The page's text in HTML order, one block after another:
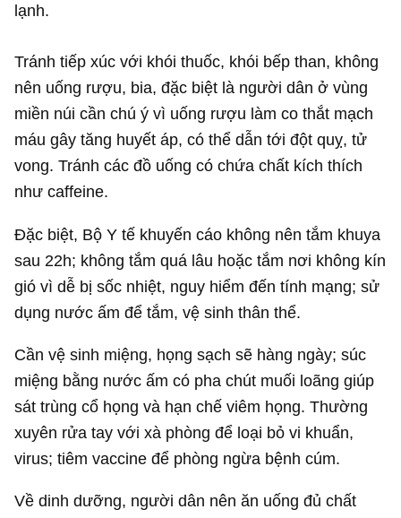
lạnh.
Tránh tiếp xúc với khói thuốc, khói bếp than, không
nên uống rượu, bia, đặc biệt là người dân ở vùng
miền núi cần chú ý vì uống rượu làm co thắt mạch
máu gây tăng huyết áp, có thể dẫn tới đột quỵ, tử
vong. Tránh các đồ uống có chứa chất kích thích
như caffeine.
Đặc biệt, Bộ Y tế khuyến cáo không nên tắm khuya
sau 22h; không tắm quá lâu hoặc tắm nơi không kín
gió vì dễ bị sốc nhiệt, nguy hiểm đến tính mạng; sử
dụng nước ấm để tắm, vệ sinh thân thể.
Cần vệ sinh miệng, họng sạch sẽ hàng ngày; súc
miệng bằng nước ấm có pha chút muối loãng giúp
sát trùng cổ họng và hạn chế viêm họng. Thường
xuyên rửa tay với xà phòng để loại bỏ vi khuẩn,
virus; tiêm vaccine để phòng ngừa bệnh cúm.
Về dinh dưỡng, người dân nên ăn uống đủ chất